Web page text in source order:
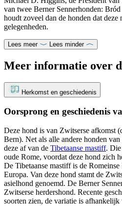
van twee Berner Sennerhonden:
houdt zoveel dan de honden dat deze
gelegenheden.
Lees meer Lees minder
Meer informatie over
Herkomst en geschiedenis
Oorsprong en geschiedenis
Deze hond is van Zwitserse afkomst
Bern). Net als alle andere honden
deze af van de Tibetaanse mastiff. Die
oude Rome, voordat deze hond zich
De Tibetaanse mastiff is de
Europa. Van deze hond stamt de
asielhond genoemd. De Berner
Zwitserse herdershond. Recente
soorten zien, de variatie is afhankelijk